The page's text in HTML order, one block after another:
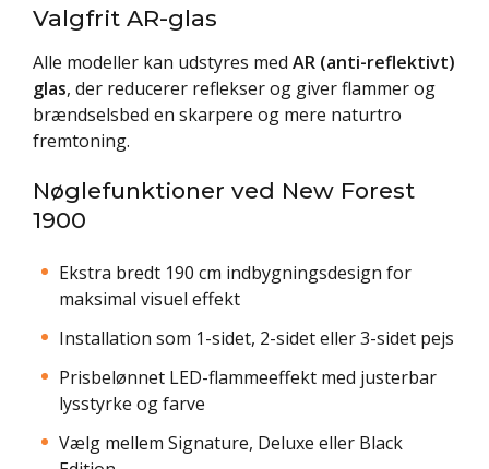
Valgfrit AR-glas
Alle modeller kan udstyres med AR (anti-reflektivt)
glas, der reducerer reflekser og giver flammer og
brændselsbed en skarpere og mere naturtro
fremtoning.
Nøglefunktioner ved New Forest
1900
Ekstra bredt 190 cm indbygningsdesign for
maksimal visuel effekt
Installation som 1-sidet, 2-sidet eller 3-sidet pejs
Prisbelønnet LED-flammeeffekt med justerbar
lysstyrke og farve
Vælg mellem Signature, Deluxe eller Black